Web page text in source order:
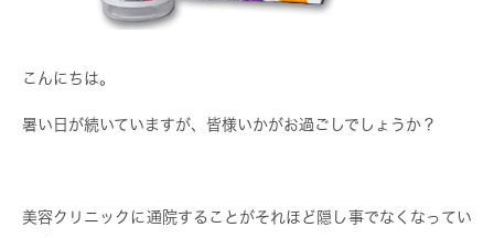
こんにちは。
暑い日が続いていますが、皆様いかがお過ごしでしょうか？
美容クリニックに通院することがそれほど隠し事でなくなってい